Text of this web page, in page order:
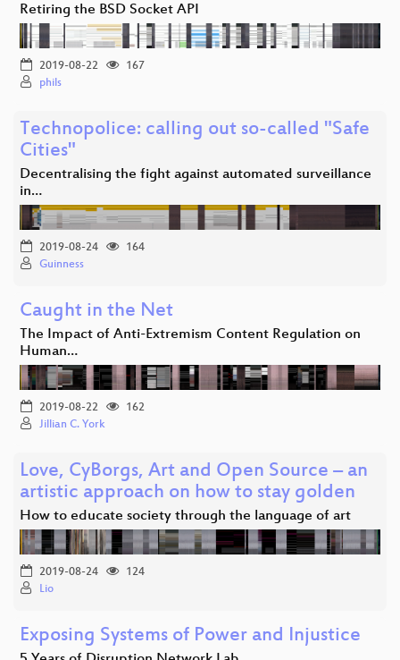
Retiring the BSD Socket API
2019-08-22
167
phils
Technopolice: calling out so-called "Safe
Cities"
Decentralising the fight against automated surveillance
in…
2019-08-24
164
Guinness
Caught in the Net
The Impact of Anti-Extremism Content Regulation on
Human…
2019-08-22
162
Jillian C. York
Love, CyBorgs, Art and Open Source – an
artistic approach on how to stay golden
How to educate society through the language of art
2019-08-24
124
Lio
Exposing Systems of Power and Injustice